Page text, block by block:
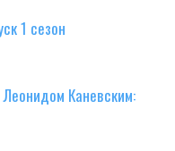
1 сезон
Каневским: